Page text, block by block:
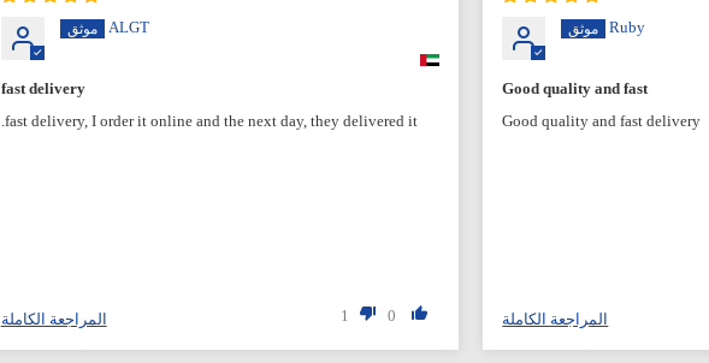
Ruby
Good quality and fast
Good quality and fast delivery
المراجعة الكاملة
ALGT
fast delivery
fast delivery, I order it online and the next day, they delivered it.
0
1 المراجعة الكاملة